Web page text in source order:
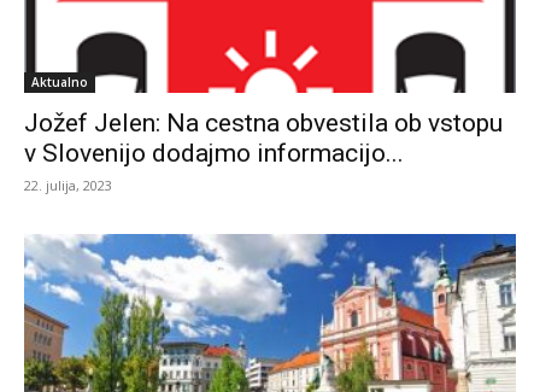
Aktualno
Jožef Jelen: Na cestna obvestila ob vstopu
v Slovenijo dodajmo informacijo...
22. julija, 2023